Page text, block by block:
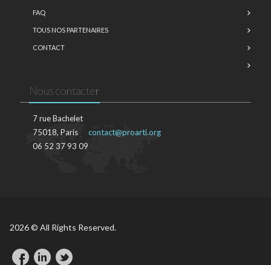
FAQ
TOUS NOS PARTENAIRES
CONTACT
Nous contacter
7 rue Bachelet
75018, Paris
06 52 37 93 09
contact@proarti.org
2026 © All Rights Reserved.